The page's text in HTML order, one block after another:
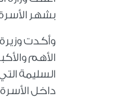
بشهر
وأكدت
الأهم
السليمة
داخل الأسرة